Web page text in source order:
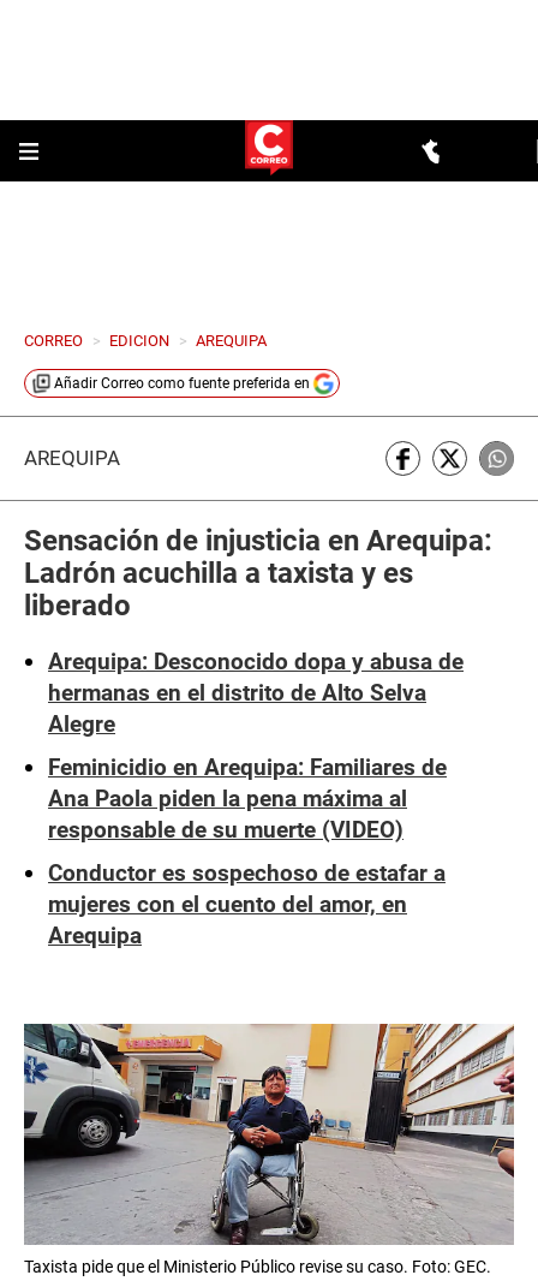
CORREO > EDICION > AREQUIPA
Añadir Correo como fuente preferida en
AREQUIPA
Sensación de injusticia en Arequipa:
Ladrón acuchilla a taxista y es
liberado
Arequipa: Desconocido dopa y abusa de
hermanas en el distrito de Alto Selva
Alegre
Feminicidio en Arequipa: Familiares de
Ana Paola piden la pena máxima al
responsable de su muerte (VIDEO)
Conductor es sospechoso de estafar a
mujeres con el cuento del amor, en
Arequipa
Taxista pide que el Ministerio Público revise su caso. Foto: GEC.